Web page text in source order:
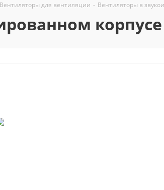
Вентиляторы для вентиляции - Вентиляторы в